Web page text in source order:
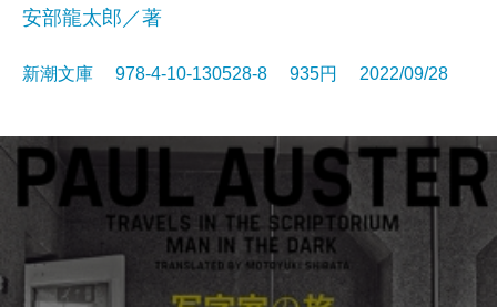
安部龍太郎／著
新潮文庫 978-4-10-130528-8 935円 2022/09/28